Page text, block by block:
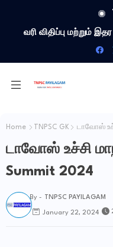
வரி விதிப்பு மற்றும்
Home TNPSC GK டாவோஸ்
டாவோஸ் உச்சி
Summit 2024
By - TNPSC PAYILAGAM
January 22, 2024